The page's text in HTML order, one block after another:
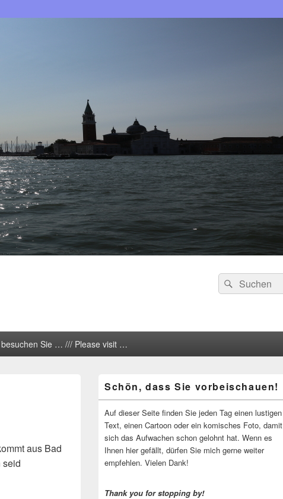
Suchen
nach:
Suchen
besuchen Sie … /// Please visit …
aus Bad
seid
Seitenleisten-
Widgetbereich
Schön, dass Sie vorbeischauen!
Auf dieser Seite finden Sie jeden Tag einen lustigen
Text, einen Cartoon oder ein komisches Foto, damit
sich das Aufwachen schon gelohnt hat. Wenn es
Ihnen hier gefällt, dürfen Sie mich gerne weiter
empfehlen. Vielen Dank!
Thank you for stopping by!